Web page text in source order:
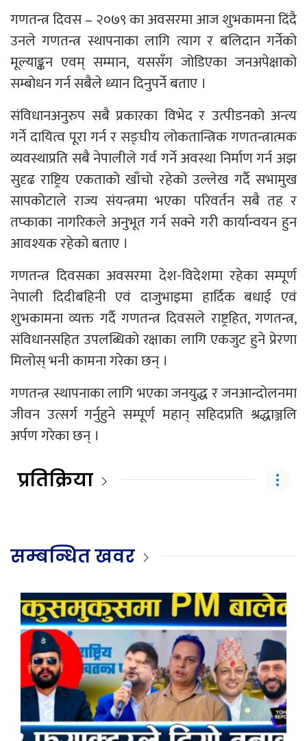
गणतन्त्र दिवस – २०७९ का अवसरमा आज शुभकामना दिंदै
उनले गणतन्त्र स्थापनाका लागि त्याग र बलिदान गर्नेको
मूल्याङ्कन एवम् सम्मान, यससँग जोडिएका जनअपेक्षाको
सम्बोधन गर्न सबैले ध्यान दिनुपर्ने बताए ।
संविधानअनुरुप सबै प्रकारका विभेद र उत्पीडनको अन्त्य
गर्ने दायित्व पूरा गर्न र सङ्घीय लोकतान्त्रिक गणतन्त्रात्मक
व्यवस्थाप्रति सबै नेपालीले गर्व गर्ने अवस्था निर्माण गर्न अझ
सुदृढ राष्ट्रिय एकताको खाँचो रहेको उल्लेख गर्दै सभामुख
सापकोटाले राज्य संयन्त्रमा भएका परिवर्तन सबै तह र
तप्काका नागरिकले अनुभूत गर्न सक्ने गरी कार्यान्वयन हुन
आवश्यक रहेको बताए ।
गणतन्त्र दिवसका अवसरमा देश-विदेशमा रहेका सम्पूर्ण
नेपाली दिदीबहिनी एवं दाजुभाइमा हार्दिक बधाई एवं
शुभकामना व्यक्त गर्दै गणतन्त्र दिवसले राष्ट्रहित, गणतन्त्र,
संविधानसहित उपलब्धिको रक्षाका लागि एकजुट हुने प्रेरणा
मिलोस् भनी कामना गरेका छन् ।
गणतन्त्र स्थापनाका लागि भएका जनयुद्ध र जनआन्दोलनमा
जीवन उत्सर्ग गर्नुहुने सम्पूर्ण महान् सहिदप्रति श्रद्धाञ्जलि
अर्पण गरेका छन् ।
प्रतिक्रिया
सम्बन्धित खवर